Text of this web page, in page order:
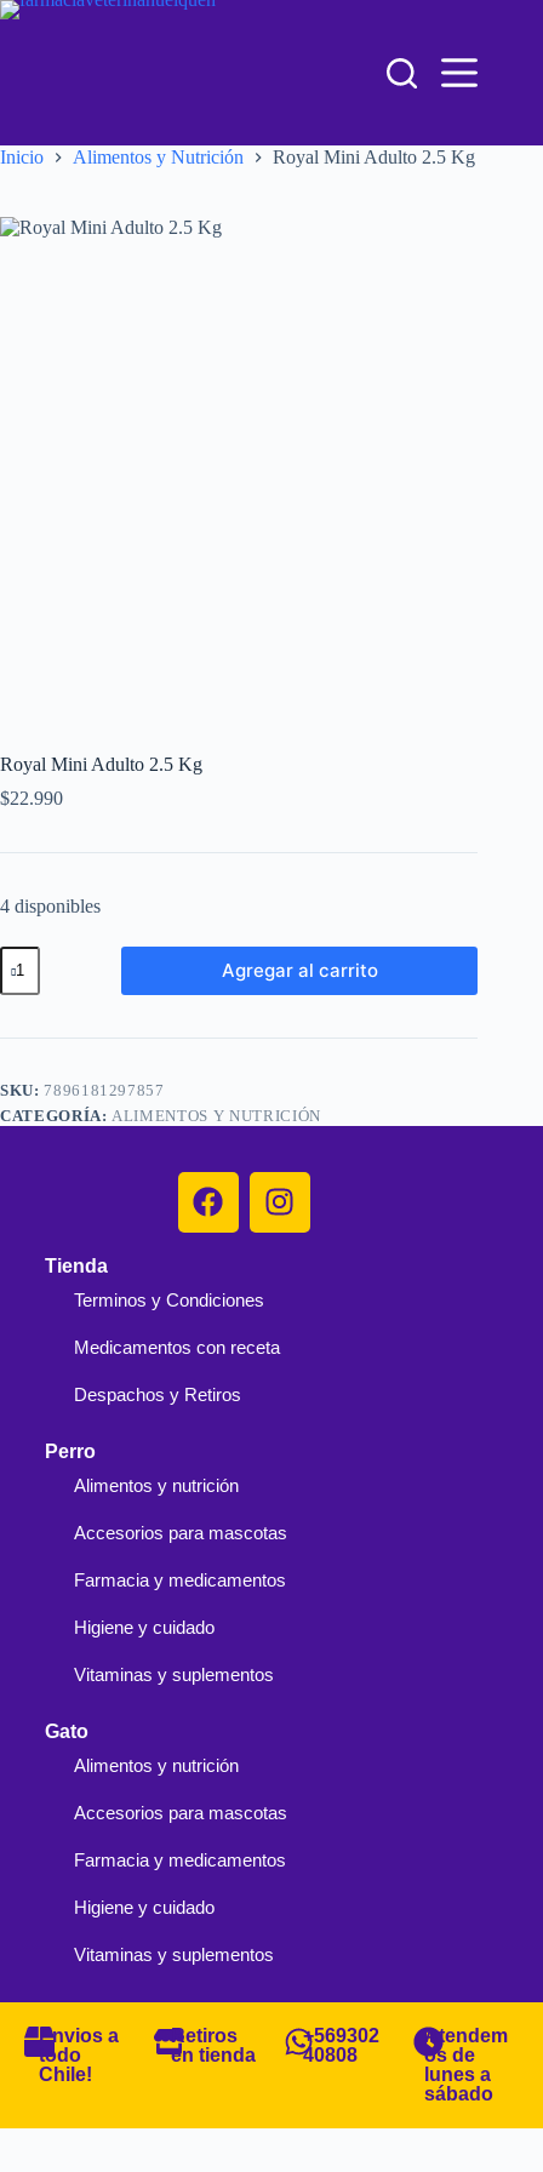
Inicio Alimentos y Nutrición Royal Mini Adulto 2.5 Kg
Royal Mini Adulto 2.5 Kg
$22.990
4 disponibles
Agregar al carrito
SKU: 7896181297857
CATEGORÍA: ALIMENTOS Y NUTRICIÓN
Tienda
Terminos y Condiciones
Medicamentos con receta
Despachos y Retiros
Perro
Alimentos y nutrición
Accesorios para mascotas
Farmacia y medicamentos
Higiene y cuidado
Vitaminas y suplementos
Gato
Alimentos y nutrición
Accesorios para mascotas
Farmacia y medicamentos
Higiene y cuidado
Vitaminas y suplementos
Envios a
todo
Chile!
Retiros
en tienda
+569302
40808
Atendem
os de
lunes a
sábado